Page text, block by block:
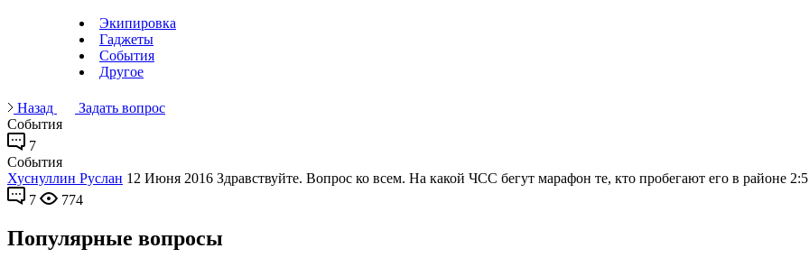
Экипировка
Гаджеты
События
Другое
Назад
Задать вопрос
События
7
События
Хуснуллин Руслан 12 Июня 2016 Здравствуйте. Вопрос ко всем. На какой ЧСС бегут марафон те, кто пробегают его в районе
7
774
Популярные вопросы